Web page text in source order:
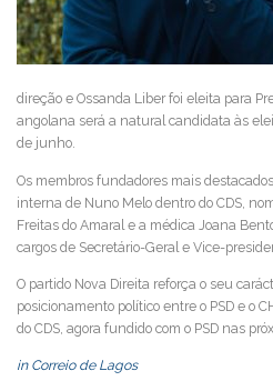
direção e Ossanda Liber foi eleita para
angolana será a natural candidata às
de junho.
Os membros fundadores mais
interna de Nuno Melo dentro do CDS,
Freitas do Amaral e a médica Joana
cargos de Secretário-Geral e Vice-
O partido Nova Direita reforça o seu
posicionamento político entre o PSD e o
do CDS, agora fundido com o PSD nas
in Correio de Lagos